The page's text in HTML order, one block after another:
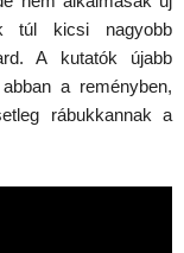
túl kicsi nagyobb
A kutatók újabb
a reményben,
rábukkannak a